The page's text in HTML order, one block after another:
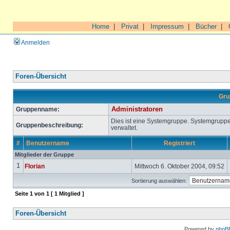
Home Privat Impressum Bücher|
Anmelden
Foren-Übersicht
Gruppenname:
Administratoren
Gruppenbeschreibung:
Dies ist eine Systemgruppe.
verwaltet.
# Benutzername Registriert
Mitglieder der Gruppe
1 Florian Mittwoch 6. Oktober 2004, 09:52
Sortierung auswählen:
Seite 1 von 1 [ 1 Mitglied ]
Foren-Übersicht